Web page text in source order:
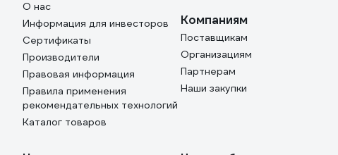
О нас
Информация для инвесторов
Сертификаты
Производители
Правовая информация
Правила применения
рекомендательных технологий
Каталог товаров
Компаниям
Поставщикам
Организациям
Партнерам
Наши закупки